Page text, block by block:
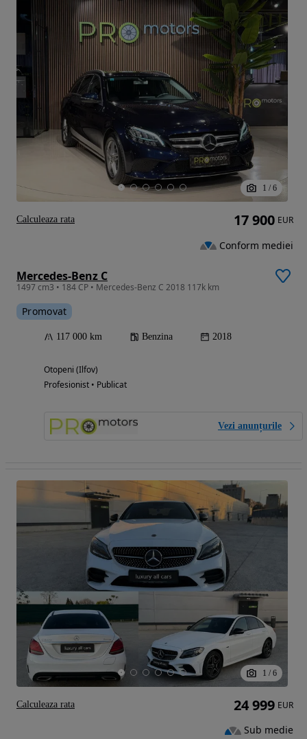
1 / 6
Mercedes-Benz C
1497 cm3 • 184 CP • Mercedes-Benz C 2018 117k km
Promovat
117 000 km Benzina 2018
Otopeni (Ilfov)
Profesionist • Publicat
Vezi anunțurile
17 900 EUR
Conform mediei
Calculeaza rata
1 / 6
24 999 EUR
Sub medie
Calculeaza rata